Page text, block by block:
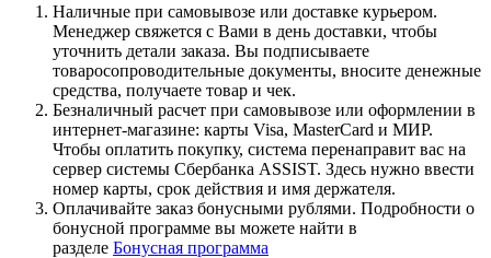
Наличные при самовывозе или доставке курьером.
Менеджер свяжется с Вами в день доставки, чтобы
уточнить детали заказа. Вы подписываете
товаросопроводительные документы, вносите денежные
средства, получаете товар и чек.
Безналичный расчет при самовывозе или оформлении в
интернет-магазине: карты Visa, MasterCard и МИР.
Чтобы оплатить покупку, система перенаправит вас на
сервер системы Сбербанка ASSIST. Здесь нужно ввести
номер карты, срок действия и имя держателя.
Оплачивайте заказ бонусными рублями. Подробности о
бонусной программе вы можете найти в
разделе Бонусная программа